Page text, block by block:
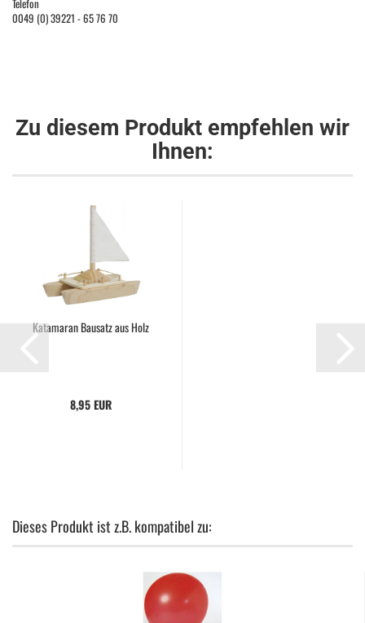
Telefon
0049 (0) 39221 - 65 76 70
Zu diesem Produkt empfehlen wir
Ihnen:
Katamaran Bausatz aus Holz
8,95 EUR
Dieses Produkt ist z.B. kompatibel zu: